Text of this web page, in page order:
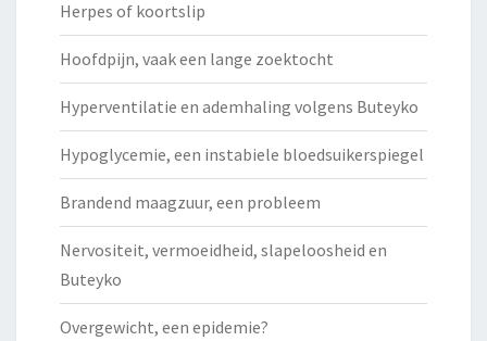
Herpes of koortslip
Hoofdpijn, vaak een lange zoektocht
Hyperventilatie en ademhaling volgens Buteyko
Hypoglycemie, een instabiele bloedsuikerspiegel
Brandend maagzuur, een probleem
Nervositeit, vermoeidheid, slapeloosheid en
Buteyko
Overgewicht, een epidemie?